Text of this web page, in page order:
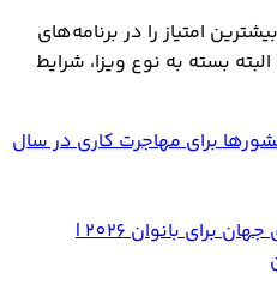
بین 18 تا 45 سال بیشترین امتیاز را در برنامه‌های
بسته به نوع ویزا، شرایط
برای مهاجرت کاری در سال
پردرآمدترین شغل‌های جهان برای بانوان 2026 |